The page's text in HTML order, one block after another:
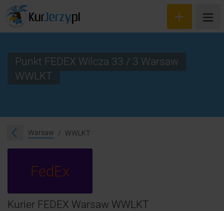
Śledzenie przesyłki
Punkt FEDEX Wilcza 33 / 3 Warsaw
WWLKT
Warsaw WWLKT
FedEx
Kurier FEDEX Warsaw WWLKT